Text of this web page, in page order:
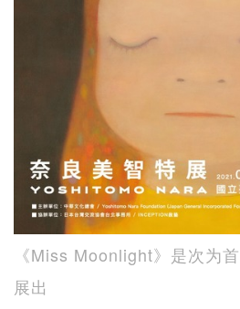
《Miss Moonlight》是次为
展出